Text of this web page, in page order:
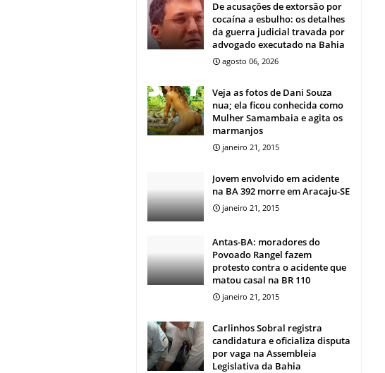
De acusações de extorsão por
cocaína a esbulho: os detalhes
da guerra judicial travada por
advogado executado na Bahia
agosto 06, 2026
Veja as fotos de Dani Souza
nua; ela ficou conhecida como
Mulher Samambaia e agita os
marmanjos
janeiro 21, 2015
Jovem envolvido em acidente
na BA 392 morre em Aracaju-SE
janeiro 21, 2015
Antas-BA: moradores do
Povoado Rangel fazem
protesto contra o acidente que
matou casal na BR 110
janeiro 21, 2015
Carlinhos Sobral registra
candidatura e oficializa disputa
por vaga na Assembleia
Legislativa da Bahia